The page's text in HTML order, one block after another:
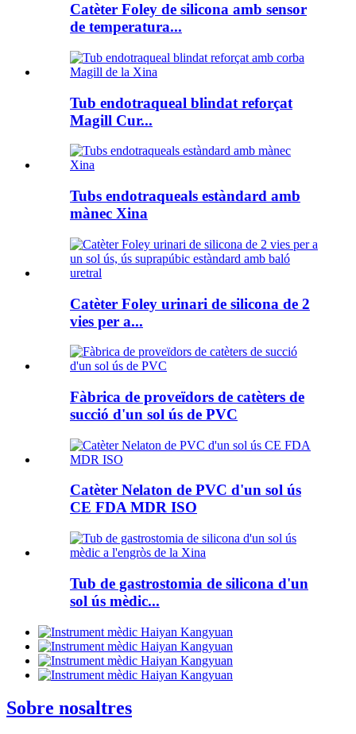
Catèter Foley de silicona amb sensor
de temperatura...
Tub endotraqueal blindat reforçat
Magill Cur...
Tubs endotraqueals estàndard amb
mànec Xina
Catèter Foley urinari de silicona de 2
vies per a...
Fàbrica de proveïdors de catèters de
succió d'un sol ús de PVC
Catèter Nelaton de PVC d'un sol ús
CE FDA MDR ISO
Tub de gastrostomia de silicona d'un
sol ús mèdic...
Sobre nosaltres